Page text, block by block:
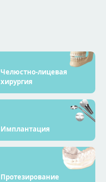
Челюстно-лицевая
хирургия
Имплантация
Протезирование